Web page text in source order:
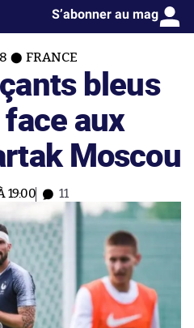
S’abonner au mag
FRANCE
bleus
aux
Moscou
19:00 11